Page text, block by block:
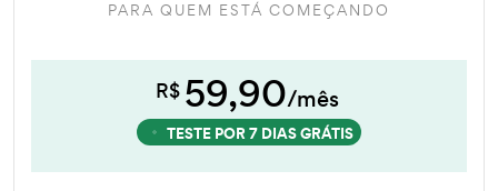
PARA QUEM ESTÁ COMEÇANDO
R$ 59,90/mês
TESTE POR 7 DIAS GRÁTIS